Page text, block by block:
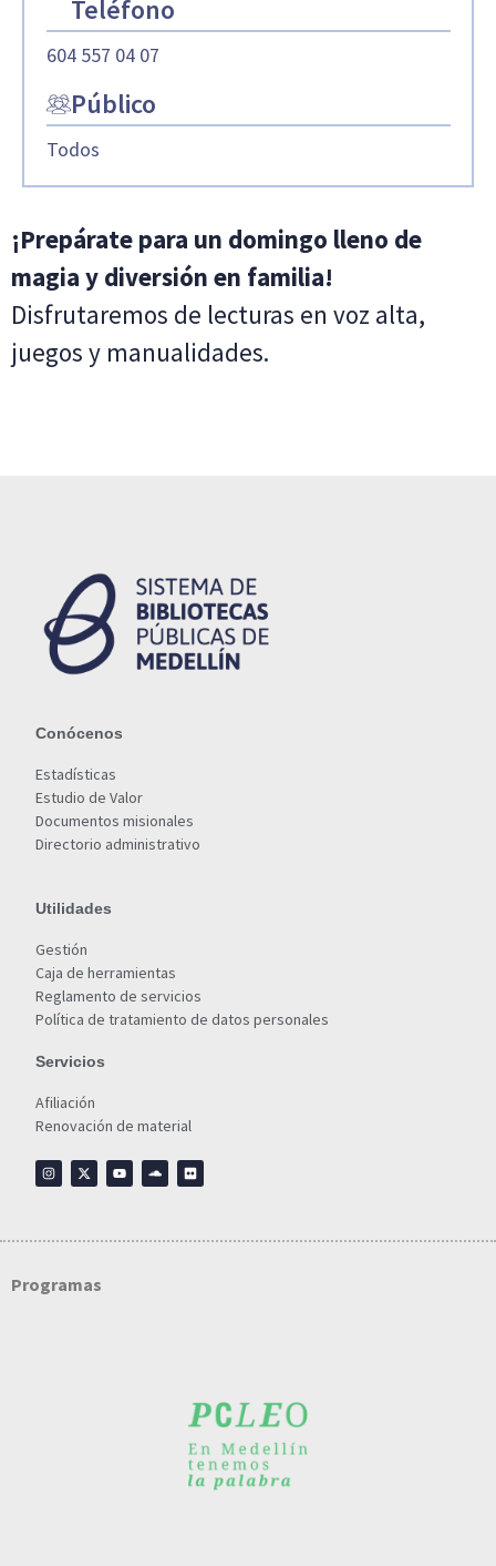
Teléfono
604 557 04 07
Público
Todos
¡Prepárate para un domingo lleno de
magia y diversión en familia!
Disfrutaremos de lecturas en voz alta,
juegos y manualidades.
Conócenos
Estadísticas
Estudio de Valor
Documentos misionales
Directorio administrativo
Utilidades
Gestión
Caja de herramientas
Reglamento de servicios
Política de tratamiento de datos personales
Servicios
Afiliación
Renovación de material
Programas